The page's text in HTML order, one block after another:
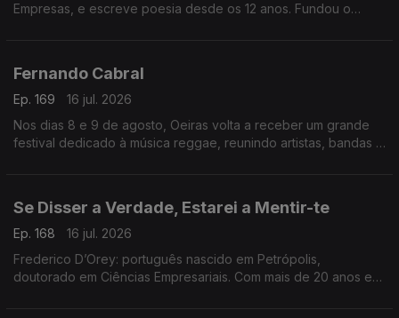
Empresas, e escreve poesia desde os 12 anos. Fundou o
Fernando Cabral
Ep. 169
16 jul. 2026
Nos dias 8 e 9 de agosto, Oeiras volta a receber um grande
festival dedicado à música reggae, reunindo artistas, bandas e
Se Disser a Verdade, Estarei a Mentir-te
Ep. 168
16 jul. 2026
Frederico D’Orey: português nascido em Petrópolis,
doutorado em Ciências Empresariais. Com mais de 20 anos em